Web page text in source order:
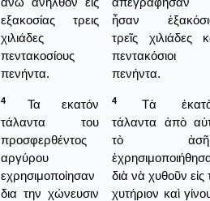
εξακοσίας τρεις
χιλιάδες
πεντακοσίους
πενήντα.
ἦσαν
τρεῖς χιλιάδες
πεντακόσιοι
πενήντα.
4
Τα εκατόν
τάλαντα του
προσφερθέντος
αργύρου
εχρησιμοποίησαν
δια την χώνευσιν
4
Τὰ
τάλαντα ἀπὸ
τὸ
διὰ νὰ χυθοῦν εἰς
χυτήριον καὶ